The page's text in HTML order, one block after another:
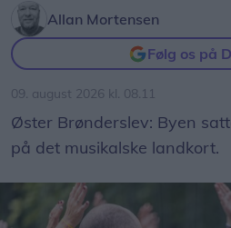
09. august 2026 kl. 08.11
Øster Brønderslev: Byen
på det musikalske landkort.